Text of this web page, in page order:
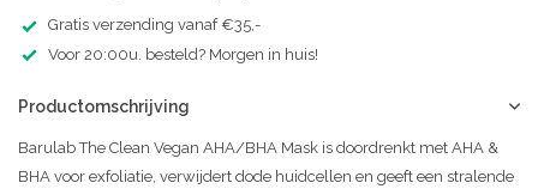
Gratis verzending vanaf €35,-
Voor 20:00u. besteld? Morgen in huis!
Productomschrijving
Barulab The Clean Vegan AHA/BHA Mask is doordrenkt met AHA &
BHA voor exfoliatie, verwijdert dode huidcellen en geeft een stralende